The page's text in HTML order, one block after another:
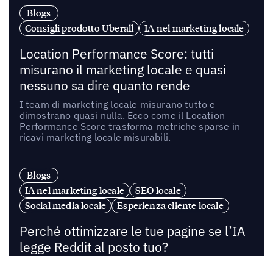
Blogs
Consigli prodotto Uberall
IA nel marketing locale
Location Performance Score: tutti
misurano il marketing locale e quasi
nessuno sa dire quanto rende
I team di marketing locale misurano tutto e
dimostrano quasi nulla. Ecco come il Location
Performance Score trasforma metriche sparse in
ricavi marketing locale misurabili.
Blogs
IA nel marketing locale
SEO locale
Social media locale
Esperienza cliente locale
Perché ottimizzare le tue pagine se l’IA
legge Reddit al posto tuo?